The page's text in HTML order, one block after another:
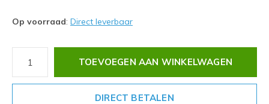
Op voorraad: Direct leverbaar
TOEVOEGEN AAN WINKELWAGEN
DIRECT BETALEN